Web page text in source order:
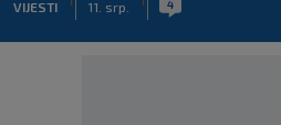
VIJESTI 11. srp. 4